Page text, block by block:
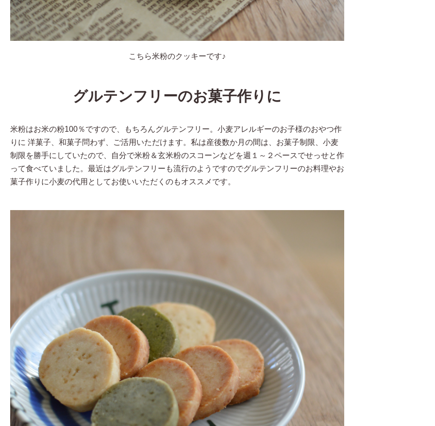
こちら米粉のクッキーです♪
グルテンフリーのお菓子作りに
米粉はお米の粉100％ですので、もちろんグルテンフリー。小麦アレルギーのお子様のおやつ作
りに 洋菓子、和菓子問わず、ご活用いただけます。私は産後数か月の間は、お菓子制限、小麦
制限を勝手にしていたので、自分で米粉＆玄米粉のスコーンなどを週１～２ペースでせっせと作
って食べていました。最近はグルテンフリーも流行のようですのでグルテンフリーのお料理やお
菓子作りに小麦の代用としてお使いいただくのもオススメです。